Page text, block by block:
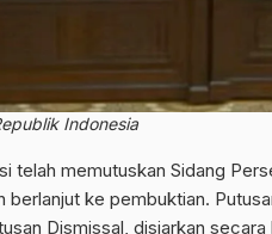
Indonesia
telah memutuskan Sidang
ke pembuktian.
Dismissal, disiarkan